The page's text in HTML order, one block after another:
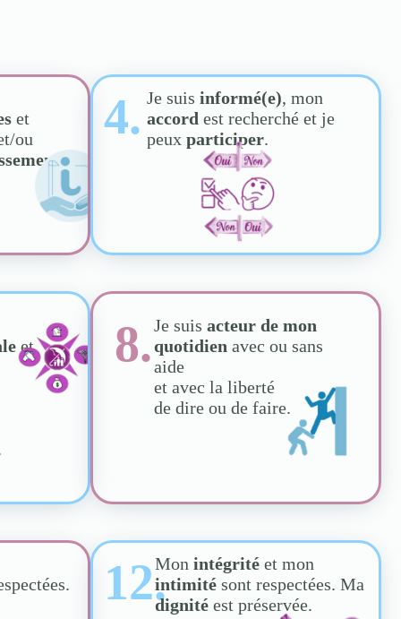
et
ou
4. Je suis informé(e), mon
accord est recherché et je
peux participer.
et 8.Je suisacteur de mon
quotidien avec ou sans
aide
et avec la liberté
de dire ou de faire.
12.Monintégritéet mon
intimitésont respectées. Ma
dignitéest préservée.